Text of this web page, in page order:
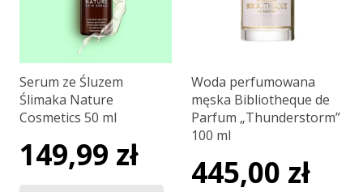
Serum ze Śluzem
Ślimaka Nature
Cosmetics 50 ml
149,99 zł
Woda perfumowana
męska Bibliotheque de
Parfum „Thunderstorm”
100 ml
445,00 zł